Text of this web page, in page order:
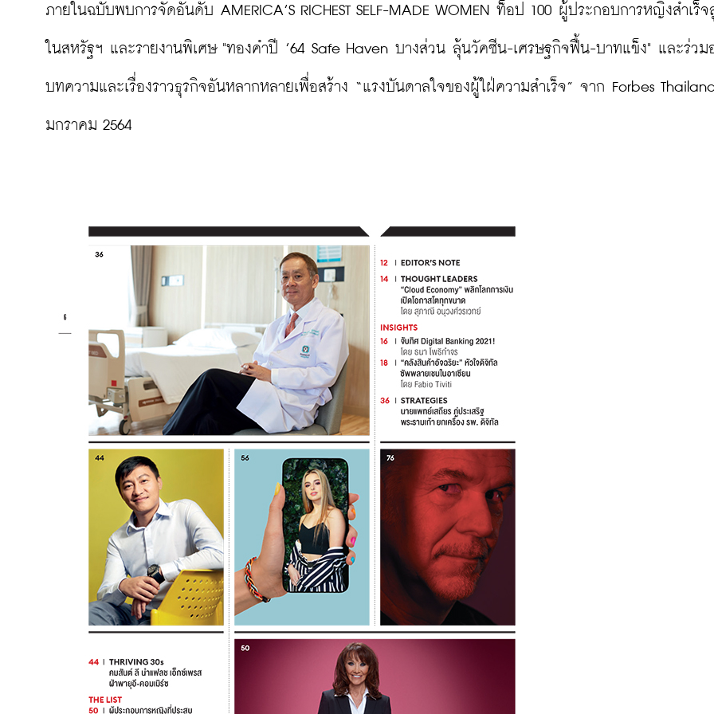
ภายในฉบับพบการจัดอันดับ AMERICA’S RICHEST SELF-MADE WOMEN ท็อป 100 ผู้ประกอบการหญิงสำเร็จ
ในสหรัฐฯ และรายงานพิเศษ "ทองคำปี ’64 Safe Haven บางส่วน ลุ้นวัคซีน-เศรษฐกิจฟื้น-บาทแข็ง" และร่วม
บทความและเรื่องราวธุรกิจอันหลากหลายเพื่อสร้าง “แรงบันดาลใจของผู้ใฝ่ความสำเร็จ” จาก Forbes
มกราคม 2564